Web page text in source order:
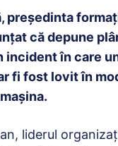
președinta
că depune
incident în care
fi fost lovit în
liderul